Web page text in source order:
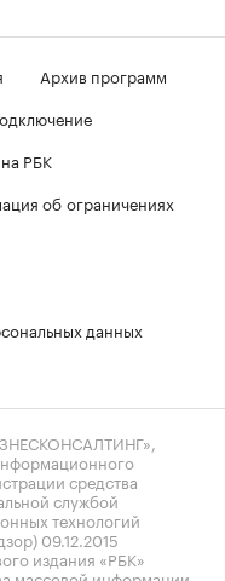
Архив программ
РБК
об ограничениях
данных
средства
службой
технологий
09.12.2015
издания «РБК»